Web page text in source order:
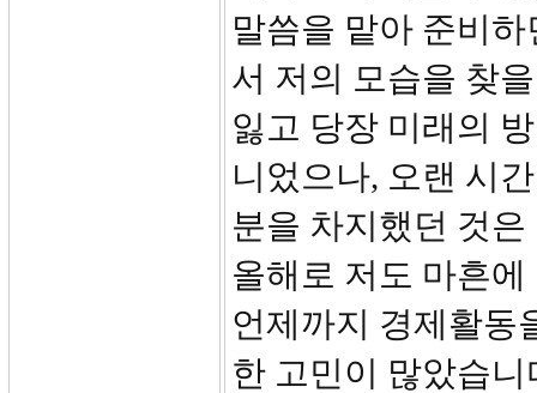
말씀을 맡아 준비
서 저의 모습을 찾
잃고 당장 미래의
니었으나, 오랜 시
분을 차지했던 것
올해로 저도 마흔
언제까지 경제활동
한 고민이 많았습